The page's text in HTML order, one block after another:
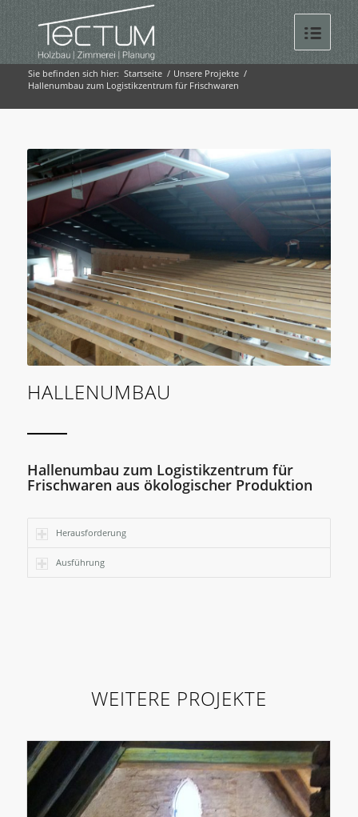
Sie befinden sich hier: Startseite / Unsere Projekte /
Hallenumbau zum Logistikzentrum für Frischwaren
HALLENUMBAU
Hallenumbau zum Logistikzentrum für
Frischwaren aus ökologischer Produktion
Herausforderung
Ausführung
WEITERE PROJEKTE